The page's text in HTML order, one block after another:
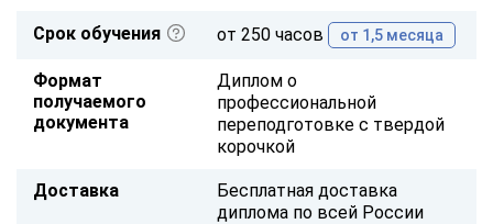
Срок обучения от 250 часов от 1,5 месяца
Формат
получаемого
документа
Диплом о
профессиональной
переподготовке с твердой
корочкой
Доставка
Бесплатная доставка
диплома по всей России